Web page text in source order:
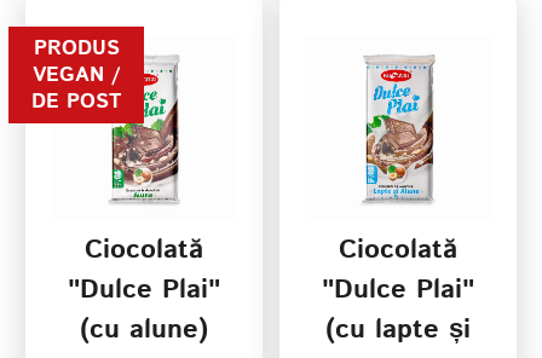
PRODUS
VEGAN /
DE POST
Ciocolată
"Dulce Plai"
(cu alune)
Ciocolată
"Dulce Plai"
(cu lapte și